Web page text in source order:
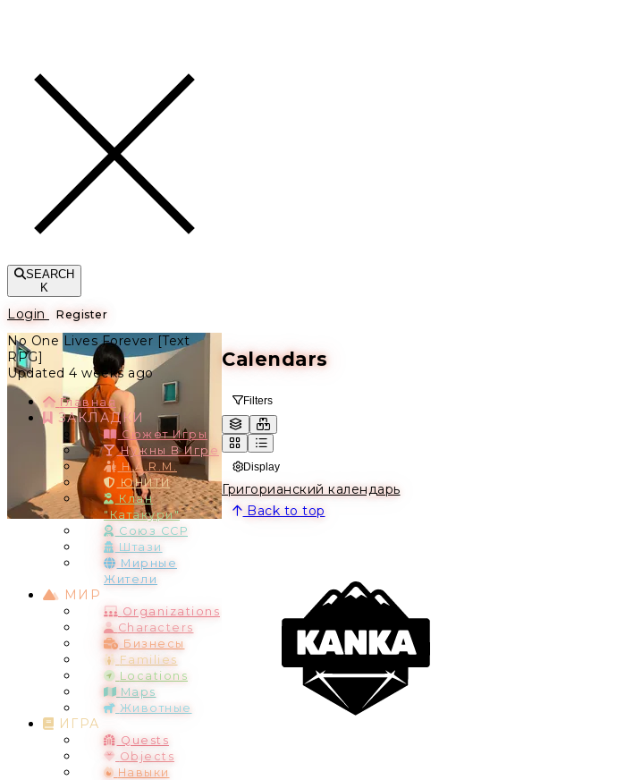
SEARCH
K
Login Register
No One Lives Forever [Text
RPG]
Updated 4 weeks ago
Главная
ЗАКЛАДКИ
Сюжет Игры
Нужны В Игре
H.A.R.M.
ЮНИТИ
Клан
"Катакури"
Союз ССР
Штази
Мирные
Жители
МИР
Organizations
Characters
Бизнесы
Families
Locations
Maps
Животные
ИГРА
Quests
Objects
Навыки
Calendars
Filters
Display
Григорианский календарь
Back to top